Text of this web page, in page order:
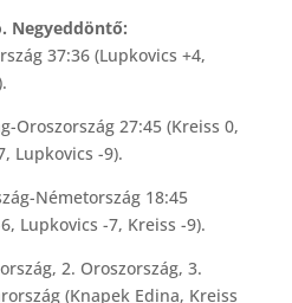
Negyeddöntő:
37:36 (Lupkovics +4,
Oroszország 27:45 (Kreiss 0,
Lupkovics -9).
Németország 18:45
Lupkovics -7, Kreiss -9).
2. Oroszország, 3.
(Knapek Edina, Kreiss